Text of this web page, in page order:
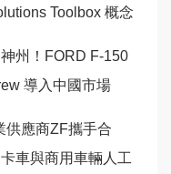
Toolbox 概念
州！FORD F-150
導入中國市場
供應商ZF攜手合
車與商用車輛人工